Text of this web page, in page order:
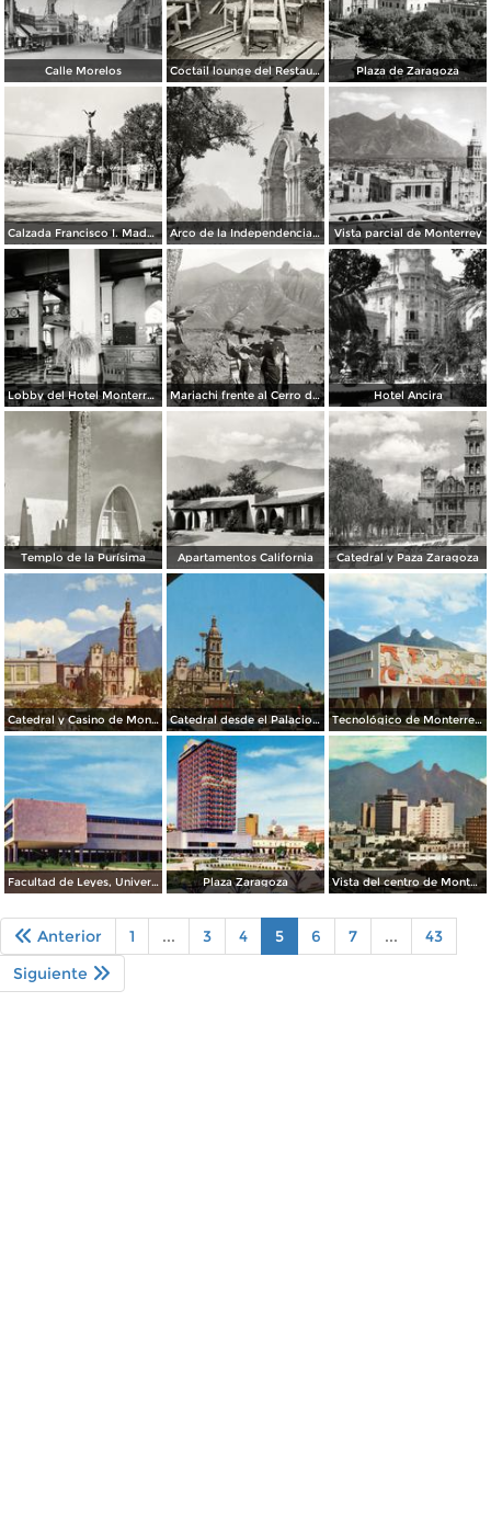
Calle Morelos Coctail lounge del Restaurante Sanborns Plaza de Zaragoza
Calzada Francisco I. Madero Arco de la Independencia, en la Calzada Francisco I. Madero Vista parcial de Monterrey
Lobby del Hotel Monterrey Mariachi frente al Cerro de la Silla Hotel Ancira
Templo de la Purísima Apartamentos California Catedral y Paza Zaragoza
Catedral y Casino de Monterrey Catedral desde el Palacio Municipal Tecnológico de Monterrey (ITESM)
Facultad de Leyes, Universidad Autónoma de Nuevo León (UANL) Plaza Zaragoza Vista del centro de Monterrey y Cerro de la Silla
Anterior 1 ... 3 4 5 6 7 ...
43
Siguiente